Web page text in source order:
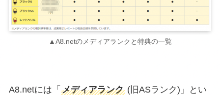
▲A8.netのメディアランクと特典の一覧
A8.netには「 メディアランク(旧ASランク)」とい